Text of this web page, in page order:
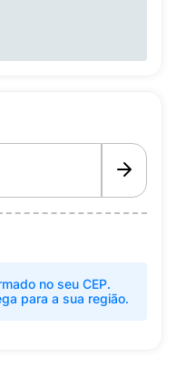
no seu CEP.
para a sua região.